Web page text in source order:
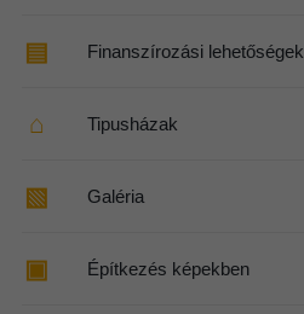
▤ Finanszírozási lehetőségek
⌂ Tipusházak
▧ Galéria
▣ Építkezés képekben